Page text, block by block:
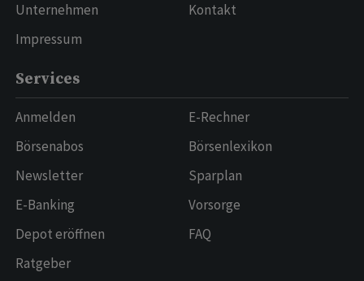
Unternehmen
Impressum
Kontakt
Services
Anmelden
Börsenabos
Newsletter
E-Banking
Depot eröffnen
Ratgeber
E-Rechner
Börsenlexikon
Sparplan
Vorsorge
FAQ